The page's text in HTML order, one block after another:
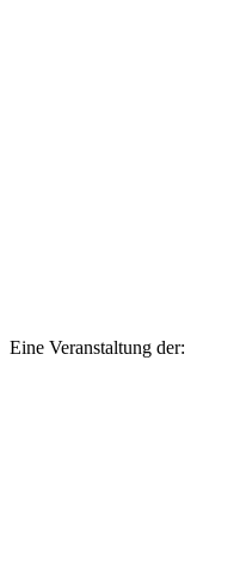
Eine Veranstaltung der: